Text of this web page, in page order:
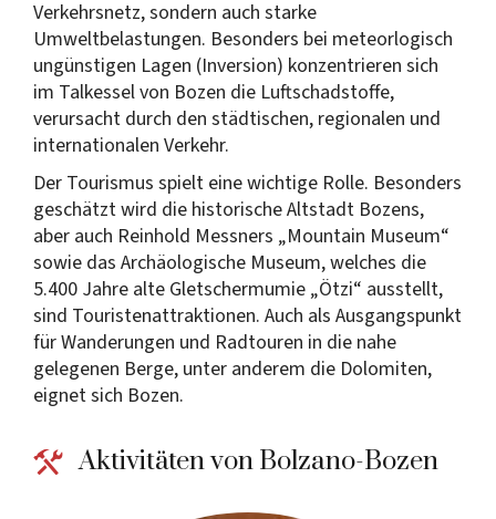
Verkehrsnetz, sondern auch starke
Umweltbelastungen. Besonders bei meteorlogisch
ungünstigen Lagen (Inversion) konzentrieren sich
im Talkessel von Bozen die Luftschadstoffe,
verursacht durch den städtischen, regionalen und
internationalen Verkehr.
Der Tourismus spielt eine wichtige Rolle. Besonders
geschätzt wird die historische Altstadt Bozens,
aber auch Reinhold Messners „Mountain Museum“
sowie das Archäologische Museum, welches die
5.400 Jahre alte Gletschermumie „Ötzi“ ausstellt,
sind Touristenattraktionen. Auch als Ausgangspunkt
für Wanderungen und Radtouren in die nahe
gelegenen Berge, unter anderem die Dolomiten,
eignet sich Bozen.
Aktivitäten von Bolzano-Bozen